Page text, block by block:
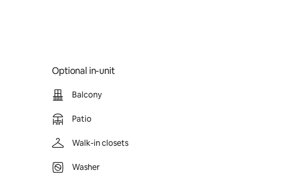
Optional in-unit
Balcony
Patio
Walk-in closets
Washer